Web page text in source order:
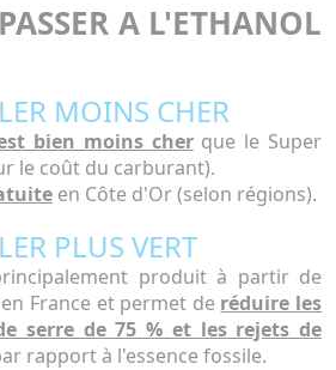
A L'ETHANOL
MOINS CHER
bien moins cherque le Super
le coût du carburant).
en Côte d'Or (selon régions).
PLUS VERT
produit à partir de
France et permet de réduire les
serre de 75 % et les rejets de
rapport à l'essence fossile.